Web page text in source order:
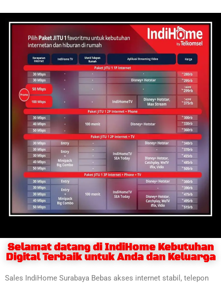
Selamat datang di IndiHome Kebutuhan
Digital Terbaik untuk Anda dan Keluarga
Sales IndiHome Surabaya Bebas akses internet stabil, telepon